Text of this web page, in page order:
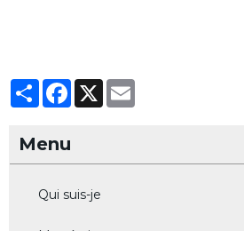
PartagerFacebook
X
Menu
Qui suis-je